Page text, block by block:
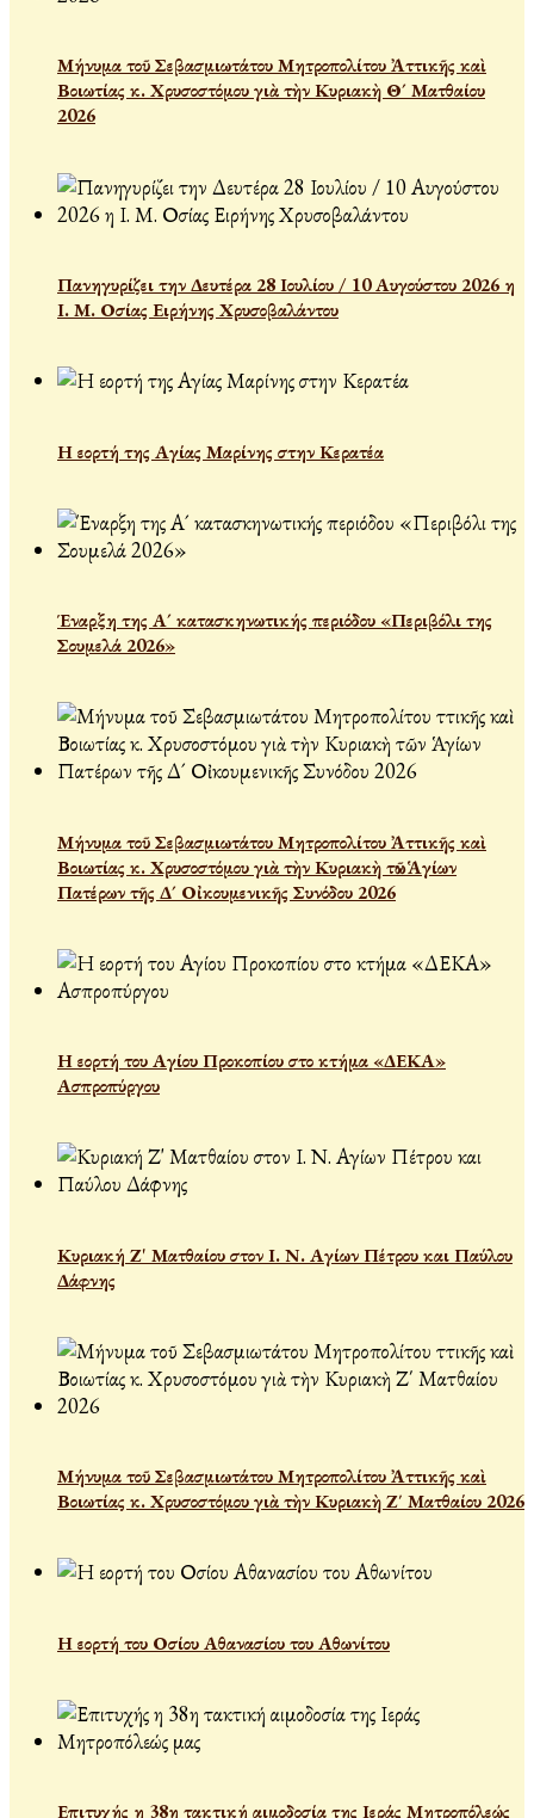
Μήνυμα τοῦ Σεβασμιωτάτου Μητροπολίτου Ἀττικῆς καὶ
Βοιωτίας κ. Χρυσοστόμου γιὰ τὴν Κυριακὴ Θ´ Ματθαίου
2026
Πανηγυρίζει την Δευτέρα 28 Ιουλίου / 10 Αυγούστου 2026 η
Ι. Μ. Οσίας Ειρήνης Χρυσοβαλάντου
Η εορτή της Αγίας Μαρίνης στην Κερατέα
Έναρξη της Α´ κατασκηνωτικής περιόδου «Περιβόλι της
Σουμελά 2026»
Μήνυμα τοῦ Σεβασμιωτάτου Μητροπολίτου Ἀττικῆς καὶ
Βοιωτίας κ. Χρυσοστόμου γιὰ τὴν Κυριακὴ τῶν Ἁγίων
Πατέρων τῆς Δ´ Οἰκουμενικῆς Συνόδου 2026
Η εορτή του Αγίου Προκοπίου στο κτήμα «ΔΕΚΑ»
Ασπροπύργου
Κυριακή Ζ' Ματθαίου στον Ι. Ν. Αγίων Πέτρου και Παύλου
Δάφνης
Μήνυμα τοῦ Σεβασμιωτάτου Μητροπολίτου Ἀττικῆς καὶ
Βοιωτίας κ. Χρυσοστόμου γιὰ τὴν Κυριακὴ Ζ΄ Ματθαίου 2026
Η εορτή του Οσίου Αθανασίου του Αθωνίτου
Επιτυχής η 38η τακτική αιμοδοσία της Ιεράς Μητροπόλεώς